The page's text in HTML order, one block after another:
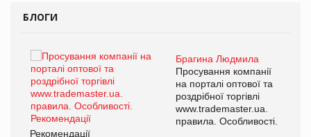
БЛОГИ
Брагина Людмила
Просування компанії
на порталі оптової та
роздрібної торгівлі
www.trademaster.ua.
правила. Особливості.
Рекомендації